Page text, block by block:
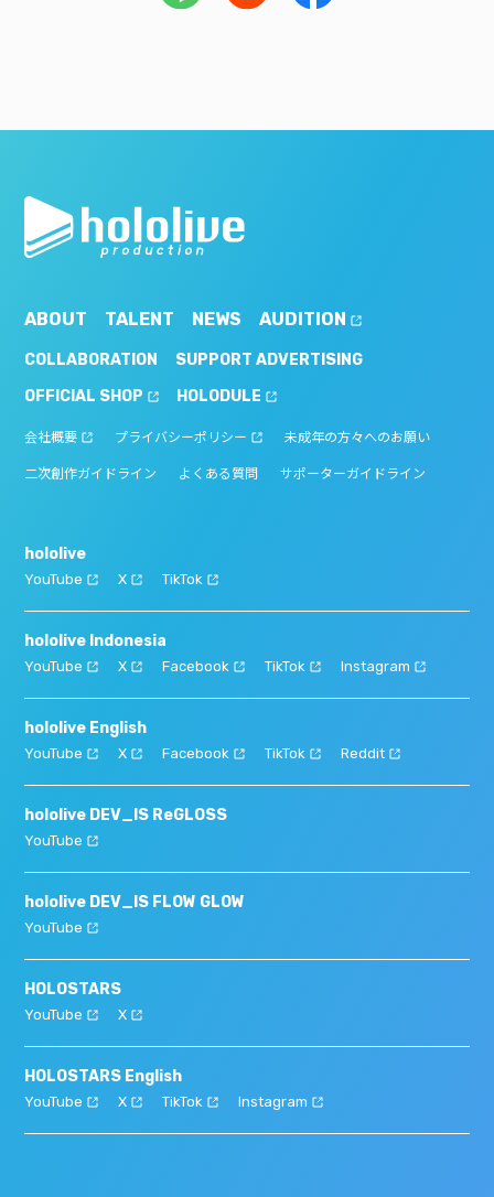
ABOUT TALENT NEWS AUDITION
COLLABORATION
SUPPORT ADVERTISING
OFFICIAL SHOP
HOLODULE
会社概要 プライバシーポリシー 未成年の方々へのお願い
二次創作ガイドライン よくある質問 サポーターガイドライン
hololive
YouTube X TikTok
hololive Indonesia
YouTube X Facebook TikTok Instagram
hololive English
YouTube X Facebook TikTok Reddit
hololive DEV_IS ReGLOSS
YouTube
hololive DEV_IS FLOW GLOW
YouTube
HOLOSTARS
YouTube X
HOLOSTARS English
YouTube X TikTok Instagram